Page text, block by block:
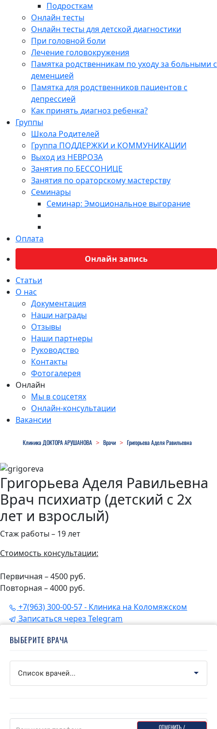
Подросткам
Онлайн тесты
Онлайн тесты для детской диагностики
При головной боли
Лечение головокружения
Памятка родственникам по уходу за больными с
деменцией
Памятка для родственников пациентов с
депрессией
Как принять диагноз ребенка?
Группы
Школа Родителей
Группа ПОДДЕРЖКИ и КОММУНИКАЦИИ
Выход из НЕВРОЗА
Занятия по БЕССОНИЦЕ
Занятия по ораторскому мастерству
Семинары
Семинар: Эмоциональное выгорание
Оплата
Онлайн запись
Статьи
О нас
Документация
Наши награды
Отзывы
Наши партнеры
Руководство
Контакты
Фотогалерея
Онлайн
Мы в соцсетях
Онлайн-консультации
Вакансии
Клиника ДОКТОРА АРУШАНОВА > Врачи > Григорьева Аделя Равильевна
Григорьева Аделя Равильевна
Врач психиатр (детский с 2х
лет и взрослый)
Стаж работы – 19 лет
Cтоимость консультации:
Первичная – 4500 руб.
Повторная – 4000 руб.
+7(963) 300-00-57 - Клиника на Коломяжском
Записаться через Telegram
ВЫБЕРИТЕ ВРАЧА
ОТМЕНИТЬ ИЛИ НАЙТИ ЗАПИСЬ ОТМЕНИТЬ /